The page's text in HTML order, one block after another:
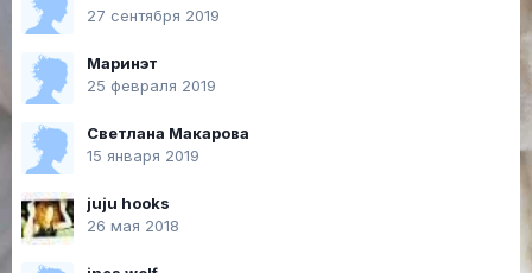
27 сентября 2019
Маринэт
25 февраля 2019
Светлана Макарова
15 января 2019
juju hooks
26 мая 2018